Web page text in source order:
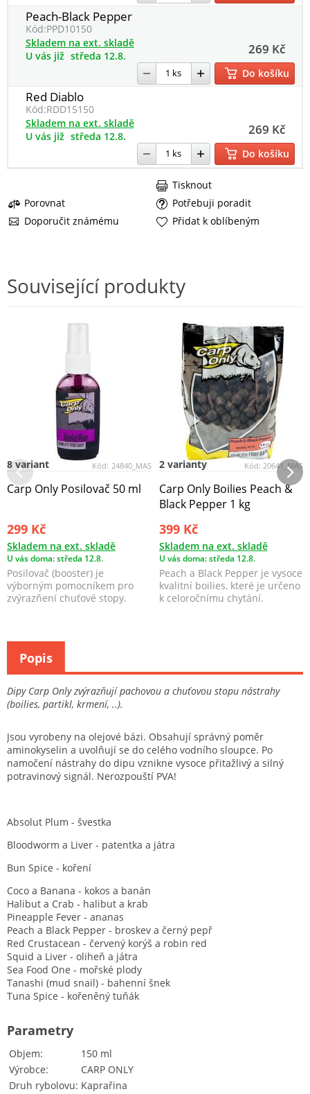
Peach-Black Pepper
Kód:PPD10150
269 Kč
Skladem na ext. skladě
U vás již středa 12.8.
Do košíku
Red Diablo
Kód:RDD15150
269 Kč
Skladem na ext. skladě
U vás již středa 12.8.
Do košíku
Porovnat
Potřebuji poradit
Doporučit známému
Tisknout
Přidat k oblíbeným
Související produkty
Kód: 24840_MAS
8 variant
Carp Only Posilovač 50 ml
299 Kč
Skladem na ext. skladě
U vás doma: středa 12.8.
Posilovač (booster) je
výborným pomocníkem pro
zvýrazňení chuťové stopy.
Kód: 20641_MAS
2 varianty
Carp Only Boilies Peach &
Black Pepper 1 kg
399 Kč
Skladem na ext. skladě
U vás doma: středa 12.8.
Peach a Black Pepper je vysoce
kvalitní boilies, které je určeno
k celoročnímu chytání.
Dipy Carp Only zvýrazňují pachovou a chuťovou stopu nástrahy
(boilies, partikl, krmení, ..).
Jsou vyrobeny na olejové bázi. Obsahují správný poměr
aminokyselin a uvolňují se do celého vodního sloupce. Po
namočení nástrahy do dipu vznikne vysoce přitažlivý a silný
potravinový signál. Nerozpouští PVA!
Absolut Plum - švestka
Bloodworm a Liver - patentka a játra
Bun Spice - koření
Coco a Banana - kokos a banán
Halibut a Crab - halibut a krab
Pineapple Fever - ananas
Peach a Black Pepper - broskev a černý pepř
Red Crustacean - červený korýš a robin red
Squid a Liver - oliheň a játra
Sea Food One - mořské plody
Tanashi (mud snail) - bahenní šnek
Tuna Spice - kořeněný tuňák
Objem
150 ml
Výrobce
CARP ONLY
Druh rybolovu Kaprařina
Parametry
Popis